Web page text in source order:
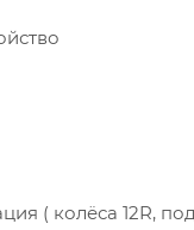
( колёса 12R,